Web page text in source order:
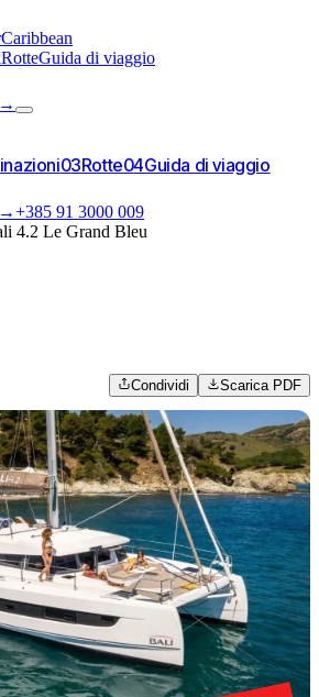
Caribbean
RotteGuida di viaggio
→
03Rotte04Guida di viaggio
→+385 91 3000 009
4.2 Le Grand Bleu
Condividi Scarica PDF